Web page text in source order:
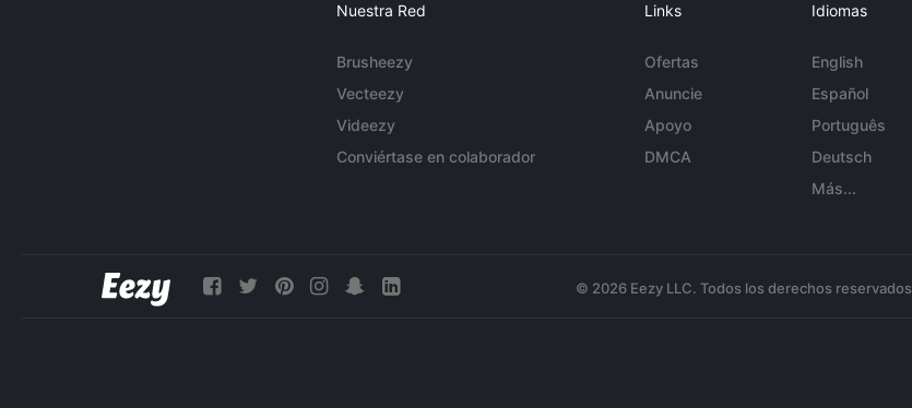
Nuestra Red
Brusheezy
Vecteezy
Videezy
Conviértase en colaborador
Links
Ofertas
Anuncie
Apoyo
DMCA
Idiomas
English
Español
Português
Deutsch
Más...
© 2026 Eezy LLC. Todos los derechos reservados